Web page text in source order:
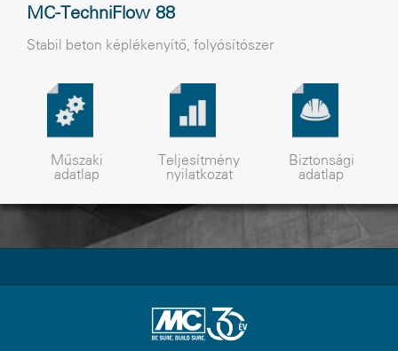
MC-TechniFlow 88
Stabil beton képlékenyítõ, folyósítószer
Műszaki
adatlap
Teljesítmény
nyilatkozat
Biztonsági
adatlap